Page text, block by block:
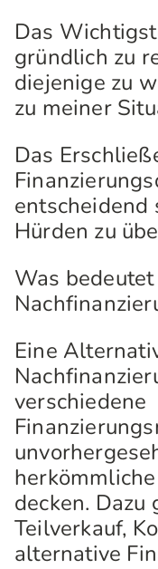
Das
gründlich zu
diejenige zu
zu meiner
Das
entscheidend
Hürden zu
Was
Eine
verschiedene
decken.
Teilverkauf,
alternative